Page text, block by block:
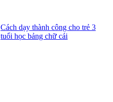
Cách dạy thành công cho trẻ 3
tuổi học bảng chữ cái